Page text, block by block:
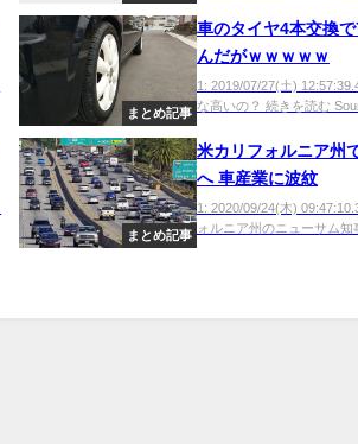
まとめ記事
車のタイヤ4本交換
んだがｗｗｗｗｗ
1: 2019/07/27(土)
な高いの？ 続きを読む
まとめ記事
米カリフォルニア州
へ 車産業に波紋
1: 2020/09/24(木)
ォルニア州のニューサム知